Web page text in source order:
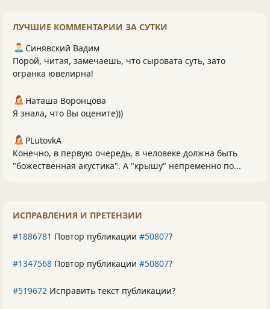
ЛУЧШИЕ КОММЕНТАРИИ ЗА СУТКИ
Синявский Вадим
Порой, читая, замечаешь, что сыровата суть, зато
огранка ювелирна!
Наташа Воронцова
Я знала, что Вы оцените)))
PLutоvkА
Конечно, в первую очередь, в человеке должна быть
"божественная акустика". А "крышу" непременно по...
ИСПРАВЛЕНИЯ И ПРЕТЕНЗИИ
#1886781 Повтор публикации #50807?
#1347568 Повтор публикации #50807?
#519672 Исправить текст публикации?